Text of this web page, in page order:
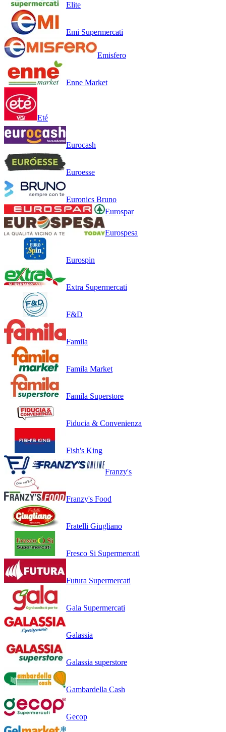
Elite
Emi Supermercati
Emisfero
Enne Market
Eté
Eurocash
Euroesse
Euronics Bruno
Eurospar
Eurospesa
Eurospin
Extra Supermercati
F&D
Famila
Famila Market
Famila Superstore
Fiducia & Convenienza
Fish's King
Franzy's
Franzy's Food
Fratelli Giugliano
Fresco Si Supermercati
Futura Supermercati
Gala Supermercati
Galassia
Galassia superstore
Gambardella Cash
Gecop